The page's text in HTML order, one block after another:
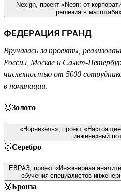
Nexign, проект «Neon: от
решения в
ФЕДЕРАЦИЯ ГРАНД
Вручалась за проекты,
России, Москве и Санкт-
численностью от 5000
в номинации.
🥇Золото
«Норникель», проект
инженерный
🥈Серебро
ЕВРАЗ, проект «Инженерная
обучения специалистов
🥉Бронза